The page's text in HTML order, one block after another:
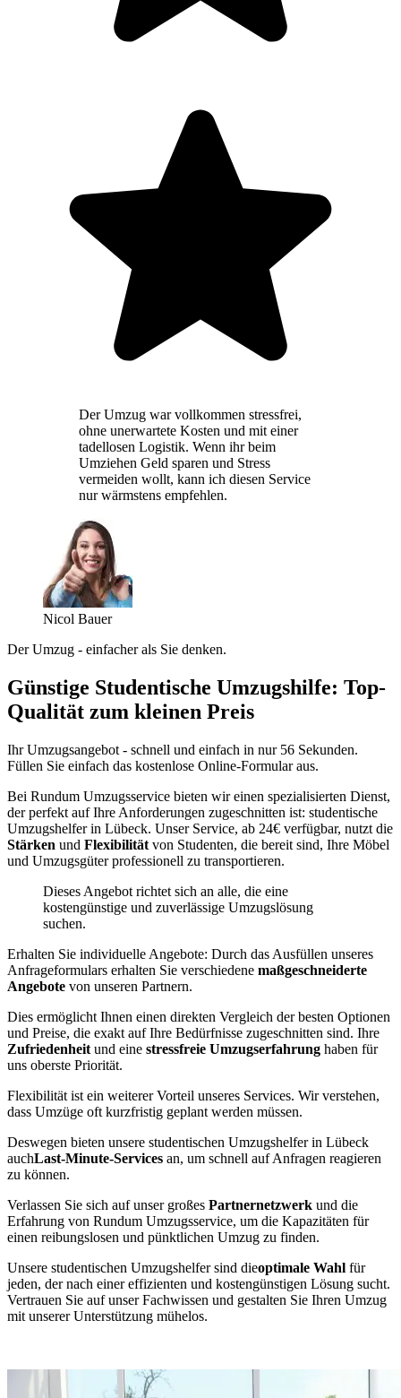
Der Umzug war vollkommen stressfrei,
ohne unerwartete Kosten und mit einer
tadellosen Logistik. Wenn ihr beim
Umziehen Geld sparen und Stress
vermeiden wollt, kann ich diesen Service
nur wärmstens empfehlen.
Nicol Bauer
Der Umzug - einfacher als Sie denken.
Günstige Studentische Umzugshilfe: Top-
Qualität zum kleinen Preis
Ihr Umzugsangebot - schnell und einfach in nur 56 Sekunden.
Füllen Sie einfach das kostenlose Online-Formular aus.
Bei Rundum Umzugsservice bieten wir einen spezialisierten Dienst,
der perfekt auf Ihre Anforderungen zugeschnitten ist: studentische
Umzugshelfer in Lübeck. Unser Service, ab 24€ verfügbar, nutzt die
Stärken und Flexibilität von Studenten, die bereit sind, Ihre Möbel
und Umzugsgüter professionell zu transportieren.
Dieses Angebot richtet sich an alle, die eine
kostengünstige und zuverlässige Umzugslösung
suchen.
Erhalten Sie individuelle Angebote: Durch das Ausfüllen unseres
Anfrageformulars erhalten Sie verschiedene maßgeschneiderte
Angebote von unseren Partnern.
Dies ermöglicht Ihnen einen direkten Vergleich der besten Optionen
und Preise, die exakt auf Ihre Bedürfnisse zugeschnitten sind. Ihre
Zufriedenheit und eine stressfreie Umzugserfahrung haben für
uns oberste Priorität.
Flexibilität ist ein weiterer Vorteil unseres Services. Wir verstehen,
dass Umzüge oft kurzfristig geplant werden müssen.
Deswegen bieten unsere studentischen Umzugshelfer in Lübeck
auchLast-Minute-Services an, um schnell auf Anfragen reagieren
zu können.
Verlassen Sie sich auf unser großes Partnernetzwerk und die
Erfahrung von Rundum Umzugsservice, um die Kapazitäten für
einen reibungslosen und pünktlichen Umzug zu finden.
Unsere studentischen Umzugshelfer sind dieoptimale Wahl für
jeden, der nach einer effizienten und kostengünstigen Lösung sucht.
Vertrauen Sie auf unser Fachwissen und gestalten Sie Ihren Umzug
mit unserer Unterstützung mühelos.